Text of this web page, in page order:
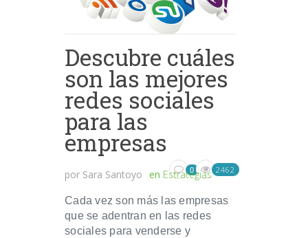
Descubre cuáles
son las mejores
redes sociales
para las
empresas
por Sara Santoyo en Estrategias
0 2462
Cada vez son más las empresas
que se adentran en las redes
sociales para venderse y